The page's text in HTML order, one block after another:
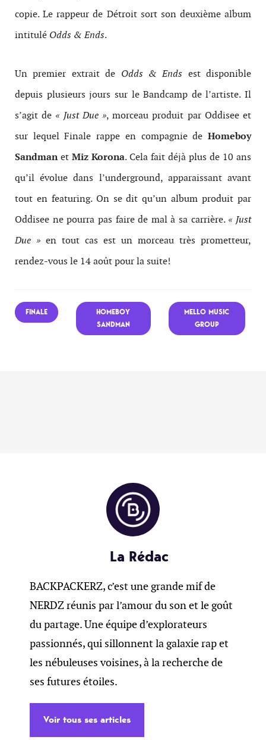
copie. Le rappeur de Détroit sort son deuxième album
intitulé Odds & Ends.
Un premier extrait de Odds & Ends est disponible
depuis plusieurs jours sur le Bandcamp de l’artiste. Il
s’agit de « Just Due », morceau produit par Oddisee et
sur lequel Finale rappe en compagnie de Homeboy
Sandmanet Miz Korona. Cela fait déjà plus de 10 ans
qu’il évolue dans l’underground, apparaissant avant
tout en featuring. On se dit qu’un album produit par
Oddisee ne pourra pas faire de mal à sa carrière. « Just
Due » en tout cas est un morceau très prometteur,
rendez-vous le 14 août pour la suite!
FINALE
HOMEBOY
SANDMAN
MELLO MUSIC
GROUP
La Rédac
BACKPACKERZ, c’est une grande mif de
NERDZ réunis par l’amour du son et le goût
du partage. Une équipe d’explorateurs
passionnés, qui sillonnent la galaxie rap et
les nébuleuses voisines, à la recherche de
ses futures étoiles.
Voir tous ses articles